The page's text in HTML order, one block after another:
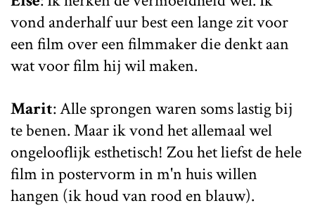
vond anderhalf uur best een lange zit voor
een film over een filmmaker die denkt aan
wat voor film hij wil maken.
Marit: Alle sprongen waren soms lastig bij
te benen. Maar ik vond het allemaal wel
ongelooflijk esthetisch! Zou het liefst de hele
film in postervorm in m'n huis willen
hangen (ik houd van rood en blauw).